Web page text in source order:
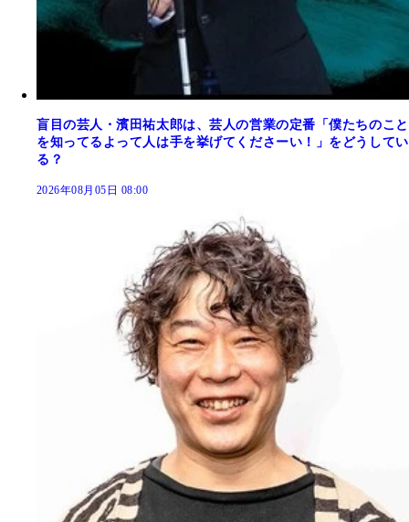
盲目の芸人・濱田祐太郎は、芸人の営業の定番「僕たちのこと
を知ってるよって人は手を挙げてくださーい！」をどうしてい
る？
2026年08月05日 08:00